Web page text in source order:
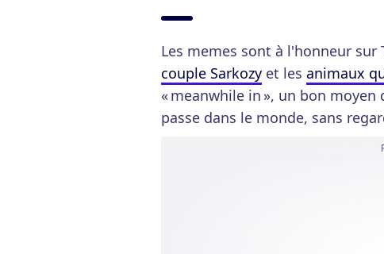
Les memes sont à l'honneur sur
couple Sarkozy et les animaux
« meanwhile in », un bon
passe dans le monde, sans